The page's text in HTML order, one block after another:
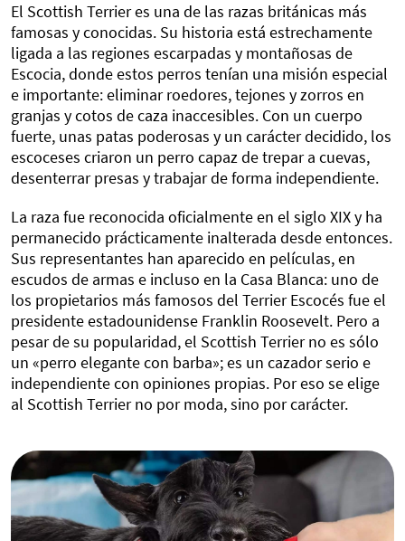
El Scottish Terrier es una de las razas británicas más
famosas y conocidas. Su historia está estrechamente
ligada a las regiones escarpadas y montañosas de
Escocia, donde estos perros tenían una misión especial
e importante: eliminar roedores, tejones y zorros en
granjas y cotos de caza inaccesibles. Con un cuerpo
fuerte, unas patas poderosas y un carácter decidido, los
escoceses criaron un perro capaz de trepar a cuevas,
desenterrar presas y trabajar de forma independiente.
La raza fue reconocida oficialmente en el siglo XIX y ha
permanecido prácticamente inalterada desde entonces.
Sus representantes han aparecido en películas, en
escudos de armas e incluso en la Casa Blanca: uno de
los propietarios más famosos del Terrier Escocés fue el
presidente estadounidense Franklin Roosevelt. Pero a
pesar de su popularidad, el Scottish Terrier no es sólo
un «perro elegante con barba»; es un cazador serio e
independiente con opiniones propias. Por eso se elige
al Scottish Terrier no por moda, sino por carácter.